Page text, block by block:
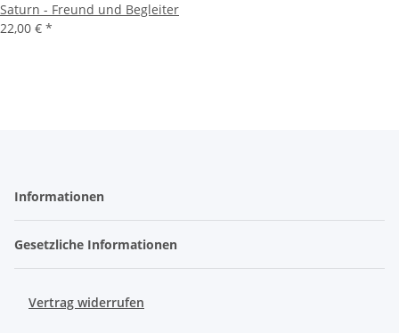
Saturn - Freund und Begleiter
22,00 € *
Informationen
Gesetzliche Informationen
Vertrag widerrufen